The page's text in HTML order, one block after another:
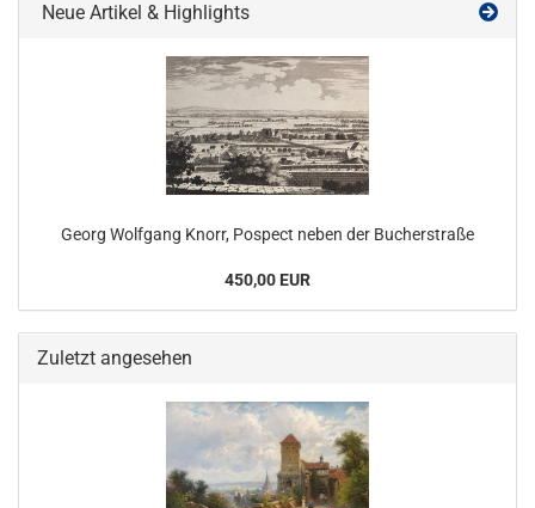
Neue Artikel & Highlights
Georg Wolfgang Knorr, Pospect neben der Bucherstraße
450,00 EUR
Zuletzt angesehen